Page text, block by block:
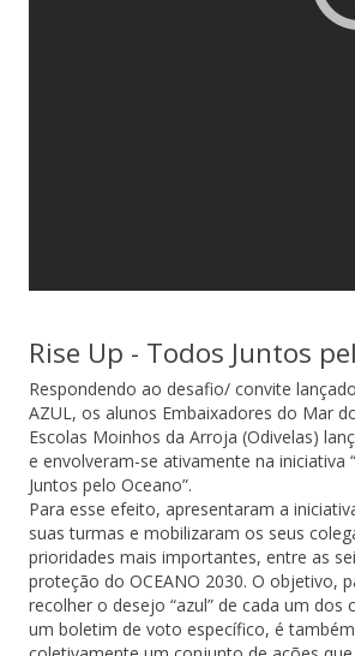
Rise Up - Todos Juntos
Respondendo ao desafio/ convite
AZUL, os alunos Embaixadores do Mar
Escolas Moinhos da Arroja (Odivelas)
e envolveram-se ativamente na iniciativa
Juntos pelo Oceano”.
Para esse efeito, apresentaram a
suas turmas e mobilizaram os seus
prioridades mais importantes, entre as
proteção do OCEANO 2030. O objetivo,
recolher o desejo “azul” de cada um dos
um boletim de voto específico, é